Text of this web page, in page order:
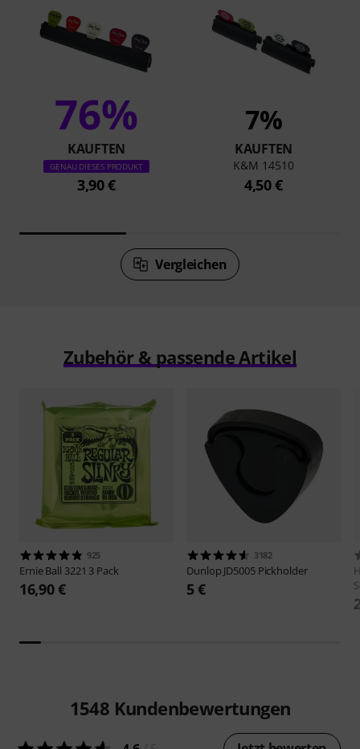
76%
KAUFTEN
GENAU DIESES PRODUKT
3,90 €
7%
KAUFTEN
K&M 14510
4,50 €
Vergleichen
Zubehör & passende Artikel
925
Ernie Ball 3221 3 Pack
16,90 €
3182
Dunlop JD5005 Pickholder
5 €
1548 Kundenbewertungen